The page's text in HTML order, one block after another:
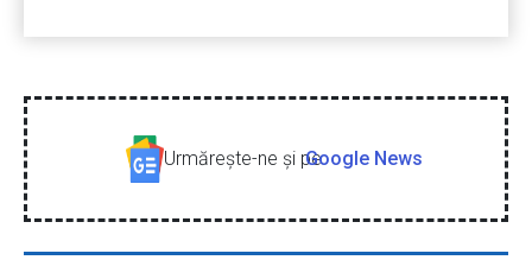
Urmăreşte-ne şi peGoogle News